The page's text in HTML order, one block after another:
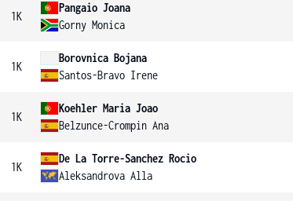
1K
Pangaio Joana
Gorny Monica
1K
Borovnica Bojana
Santos-Bravo Irene
1K
Koehler Maria Joao
Belzunce-Crompin Ana
1K
De La Torre-Sanchez Rocio
Aleksandrova Alla